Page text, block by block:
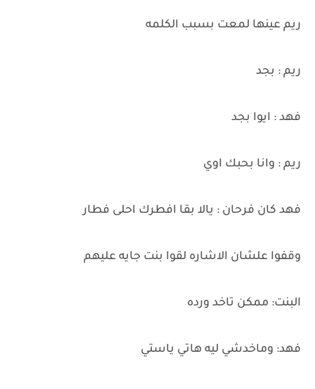
ريم عينها لمعت بسبب الكلمه
ريم : بجد
فهد : ايوا بجد
ريم : وانا بحبك اوي
فهد كان فرحان : يالا بقا افطرك احلى فطار
وقفوا علشان الاشاره لقوا بنت جايه عليهم
البنت: ممكن تاخد ورده
فهد: وماخدشي ليه هاتي ياستي